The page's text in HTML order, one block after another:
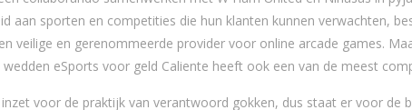
aan sporten en competities die hun klanten kunnen verwachten,
veilige en gerenommeerde provider voor online arcade games.
eSports voor geld Caliente heeft ook een van de meest
voor de praktijk van verantwoord gokken, dus staat er voor de